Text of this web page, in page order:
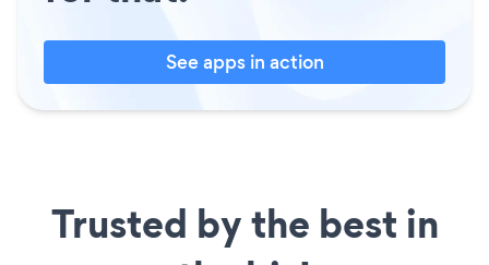
See apps in action
Trusted by the best in